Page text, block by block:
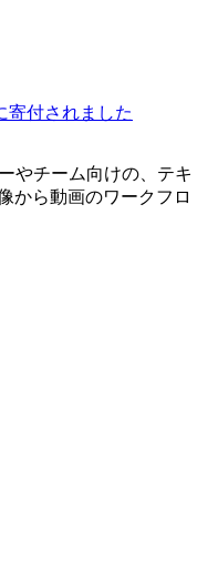
寄付されました
やチーム向けの、テキ
から動画のワークフロ